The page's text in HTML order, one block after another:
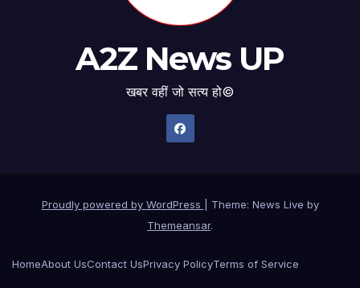
A2Z News UP
खबर वहीं जो सत्य हो©
Proudly powered by WordPress
Theme: News Live by
Themeansar.
HomeAbout UsContact UsPrivacy PolicyTerms of Service